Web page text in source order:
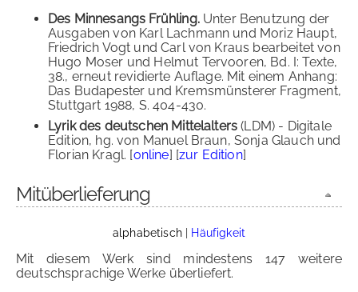
Des Minnesangs Frühling.Unter Benutzung der
Ausgaben von Karl Lachmann und Moriz Haupt,
Friedrich Vogt und Carl von Kraus bearbeitet von
Hugo Moser und Helmut Tervooren, Bd. I: Texte,
38., erneut revidierte Auflage. Mit einem Anhang:
Das Budapester und Kremsmünsterer Fragment,
Stuttgart 1988, S. 404-430.
Lyrik des deutschen Mittelalters (LDM) - Digitale
Edition, hg. von Manuel Braun, Sonja Glauch und
Florian Kragl. [online] [zur Edition]
Mitüberlieferung
alphabetisch| Häufigkeit
Mit diesem Werk sind mindestens 147 weitere
deutschsprachige Werke überliefert.